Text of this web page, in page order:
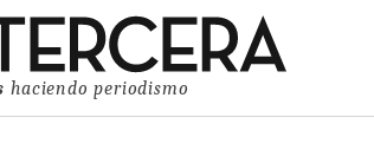
haciendo periodismo